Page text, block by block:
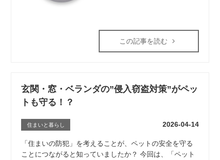
この記事を読む
玄関・窓・ベランダの”侵入窃盗対策”がペッ
トも守る！？
住まいと暮らし 2026-04-14
「住まいの防犯」を考えることが、ペットの安全を守る
ことにつながると知っていましたか？ 今回は、「ペット